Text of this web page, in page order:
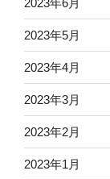
2023年5月
2023年4月
2023年3月
2023年2月
2023年1月